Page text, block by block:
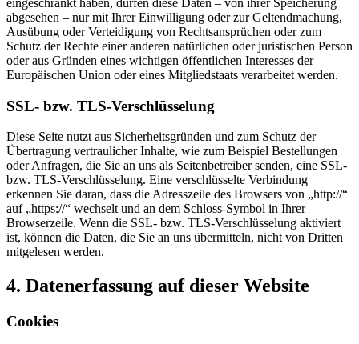
eingeschränkt haben, dürfen diese Daten – von ihrer Speicherung
abgesehen – nur mit Ihrer Einwilligung oder zur Geltendmachung,
Ausübung oder Verteidigung von Rechtsansprüchen oder zum
Schutz der Rechte einer anderen natürlichen oder juristischen Person
oder aus Gründen eines wichtigen öffentlichen Interesses der
Europäischen Union oder eines Mitgliedstaats verarbeitet werden.
SSL- bzw. TLS-Verschlüsselung
Diese Seite nutzt aus Sicherheitsgründen und zum Schutz der
Übertragung vertraulicher Inhalte, wie zum Beispiel Bestellungen
oder Anfragen, die Sie an uns als Seitenbetreiber senden, eine SSL-
bzw. TLS-Verschlüsselung. Eine verschlüsselte Verbindung
erkennen Sie daran, dass die Adresszeile des Browsers von „http://“
auf „https://“ wechselt und an dem Schloss-Symbol in Ihrer
Browserzeile. Wenn die SSL- bzw. TLS-Verschlüsselung aktiviert
ist, können die Daten, die Sie an uns übermitteln, nicht von Dritten
mitgelesen werden.
4. Datenerfassung auf dieser Website
Cookies